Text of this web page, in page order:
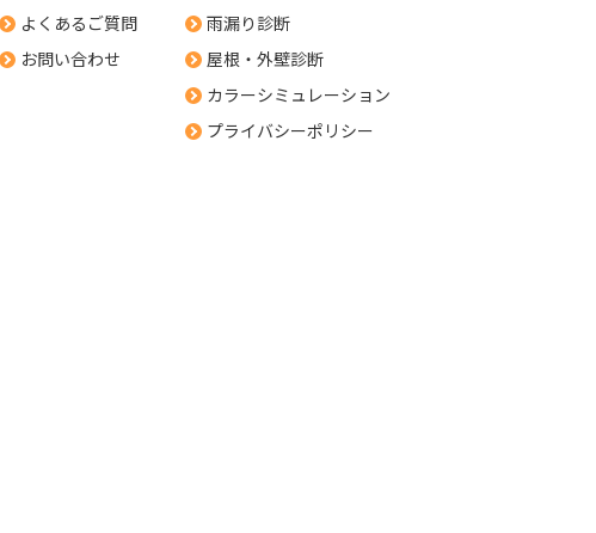
よくあるご質問
お問い合わせ
雨漏り診断
屋根・外壁診断
カラーシミュレーション
プライバシーポリシー